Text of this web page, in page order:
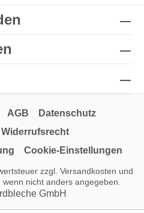
AGB
Datenschutz
Widerrufsrecht
Cookie-Einstellungen
zzgl. Versandkosten und
nicht anders angegeben.
GmbH